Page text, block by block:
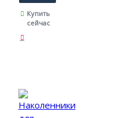
Купить
сейчас